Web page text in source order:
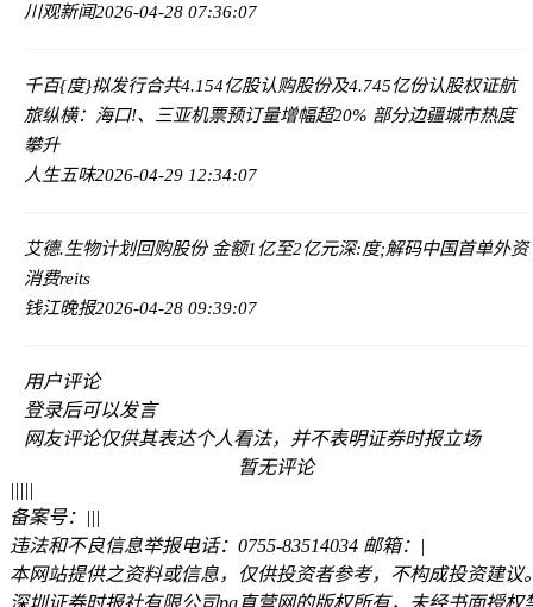
川观新闻2026-04-28 07:36:07
千百{度}拟发行合共4.154亿股认购股份及4.745亿份认股权证航
旅纵横：海口!、三亚机票预订量增幅超20% 部分边疆城市热度
攀升
人生五味2026-04-29 12:34:07
艾德.生物计划回购股份 金额1亿至2亿元深:度;解码中国首单外资
消费reits
钱江晚报2026-04-28 09:39:07
用户评论
登录后可以发言
网友评论仅供其表达个人看法，并不表明证券时报立场
暂无评论
|||||
备案号： |||
违法和不良信息举报电话：0755-83514034 邮箱： |
本网站提供之资料或信息，仅供投资者参考，不构成投资建议
深圳证券时报社有限公司pg直营网的版权所有，未经书面授权